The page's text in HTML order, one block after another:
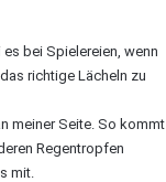
bei Spielereien, wenn
richtige Lächeln zu
meiner Seite. So kommt
Regentropfen
mit.